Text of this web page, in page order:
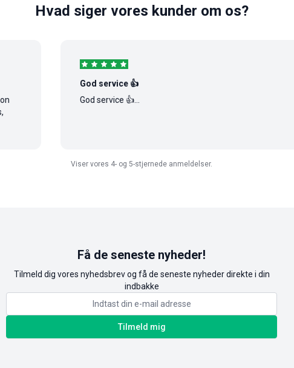
Hvad siger vores kunder om os?
God service 👍
God service 👍...
Viser vores 4- og 5-stjernede anmeldelser.
Få de seneste nyheder!
Tilmeld dig vores nyhedsbrev og få de seneste nyheder direkte i din
indbakke
Tilmeld mig